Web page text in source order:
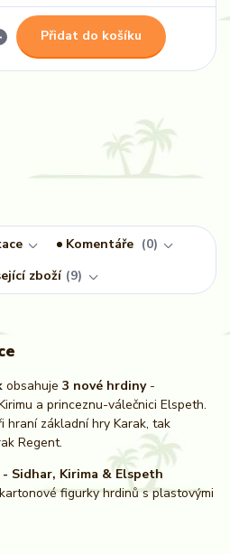
Přidat do košíku
Komentáře
0
zboží 9
obsahuje 3 nové hrdiny -
a princeznu-válečnici Elspeth.
hraní základní hry Karak, tak
Regent.
Sidhar, Kirima & Elspeth
figurky hrdinů s plastovými